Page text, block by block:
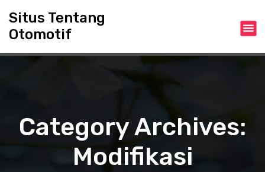
t
Situs Tentang
Otomotif
Category Archives:
Modifikasi